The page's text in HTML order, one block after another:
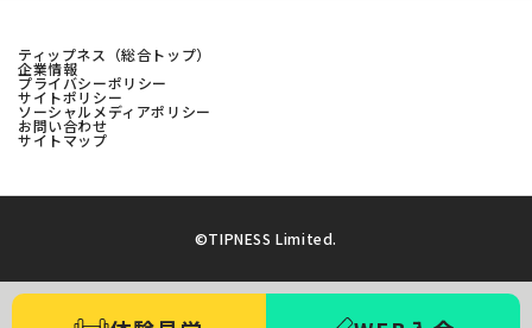
ティップネス（総合トップ）
企業情報
プライバシーポリシー
サイトポリシー
ソーシャルメディアポリシー
お問い合わせ
サイトマップ
©TIPNESS Limited.